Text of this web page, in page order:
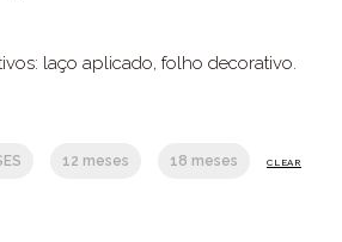
laço aplicado, folho decorativo.
12 meses 18 meses CLEAR